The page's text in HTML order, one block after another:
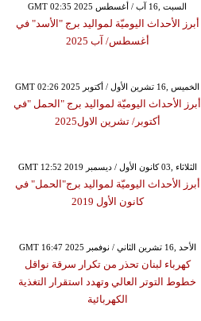
GMT 02:35 2025 السبت ,16 آب / أغسطس
أبرز الأحداث اليوميّة لمواليد برج "الأسد" في
أغسطس/ آب 2025
GMT 02:26 2025 الخميس ,16 تشرين الأول / أكتوبر
أبرز الأحداث اليوميّة لمواليد برج "الحمل "في
أكتوبر/ تشرين الاول2025
GMT 12:52 2019 الثلاثاء ,03 كانون الأول / ديسمبر
أبرز الأحداث اليوميّة لمواليد برج"الحمل" في
كانون الأول 2019
GMT 16:47 2025 الأحد ,16 تشرين الثاني / نوفمبر
كهرباء لبنان تحذر من تكرار سرقة نواقل
خطوط التوتر العالي وتهدد استقرار التغذية
الكهربائية